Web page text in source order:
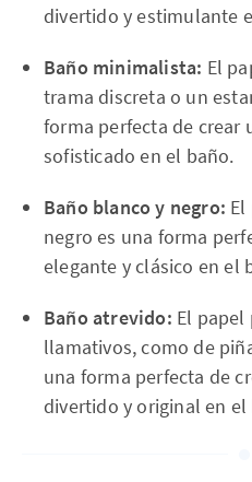
divertido y estimulante
Baño minimalista: El
trama discreta o un
forma perfecta de crear
sofisticado en el baño.
Baño blanco y negro:
negro es una forma
elegante y clásico en el
Baño atrevido: El
llamativos, como de
una forma perfecta de
divertido y original en el